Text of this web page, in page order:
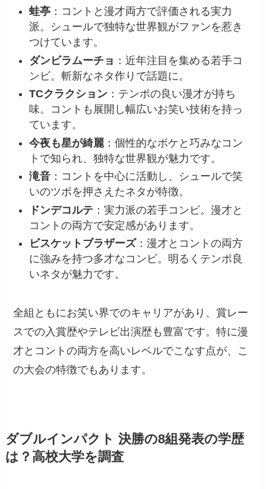
蛙亭 ：コントと漫才両方で評価される実力
派。シュールで独特な世界観がファンを惹き
つけています。
ダンビラムーチョ ：近年注目を集める若手コ
ンビ。斬新なネタ作りで話題に。
TCクラクション ：テンポの良い漫才が持ち
味。コントも展開し幅広いお笑い技術を持っ
ています。
今夜も星が綺麗 ：個性的なボケと巧みなコン
トで知られ、独特な世界観が魅力です。
滝音 ：コントを中心に活動し、シュールで笑
いのツボを押さえたネタが特徴。
ドンデコルテ ：実力派の若手コンビ。漫才と
コントの両方で安定感があります。
ビスケットブラザーズ：漫才とコントの両方
に強みを持つ多才なコンビ。明るくテンポ良
いネタが魅力です。
全組ともにお笑い界でのキャリアがあり、賞レー
スでの入賞歴やテレビ出演歴も豊富です。特に漫
才とコントの両方を高いレベルでこなす点が、こ
の大会の特徴でもあります。
ダブルインパクト 決勝の8組発表の学歴
は？高校大学を調査